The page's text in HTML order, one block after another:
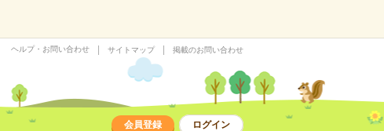
ヘルプ・お問い合わせ サイトマップ 掲載のお問い合わせ
会員登録 ログイン